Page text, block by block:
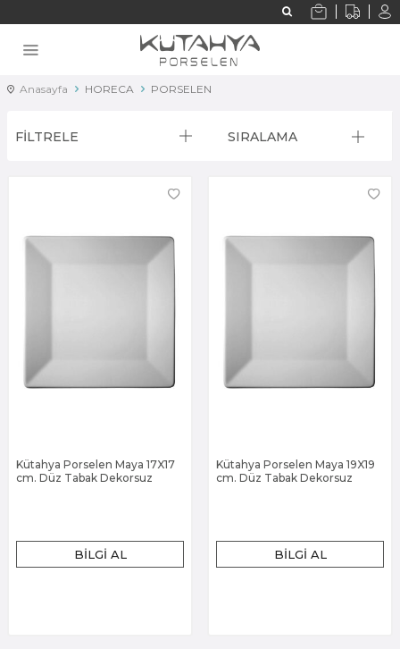
Anasayfa HORECA PORSELEN
FİLTRELE SIRALAMA
Kütahya Porselen Maya 17X17
cm. Düz Tabak Dekorsuz
BILGI AL
Kütahya Porselen Maya 19X19
cm. Düz Tabak Dekorsuz
BILGI AL